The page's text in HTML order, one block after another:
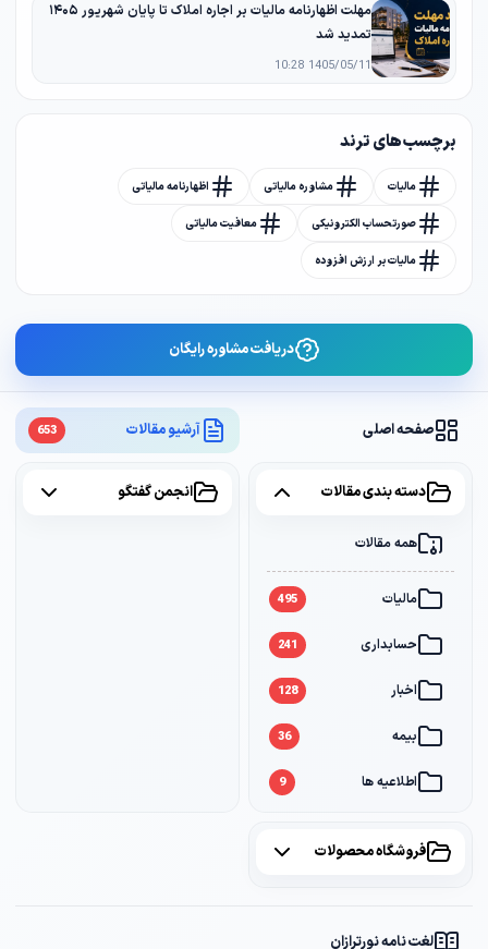
صفحه اصلی آرشیو مقالات 653
دسته بندی مقالات
همه مقالات
مالیات 495
حسابداری 241
اخبار 128
بیمه 36
اطلاعیه ها 9
انجمن گفتگو
فروشگاه محصولات
لغت نامه نورترازان
مهلت اظهارنامه مالیات بر اجاره املاک تا پایان شهریور ۱۴۰۵
تمدید شد
1405/05/11 10:28
برچسب های ترند
مالیات مشاوره مالیاتی اظهارنامه مالیاتی
صورتحساب الکترونیکی معافیت مالیاتی
مالیات بر ارزش افزوده
دریافت مشاوره رایگان